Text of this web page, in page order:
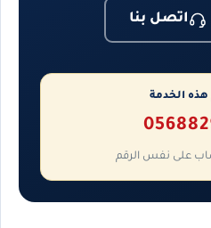
اتصل بنا
هذه الخدمة
على نفس الرقم